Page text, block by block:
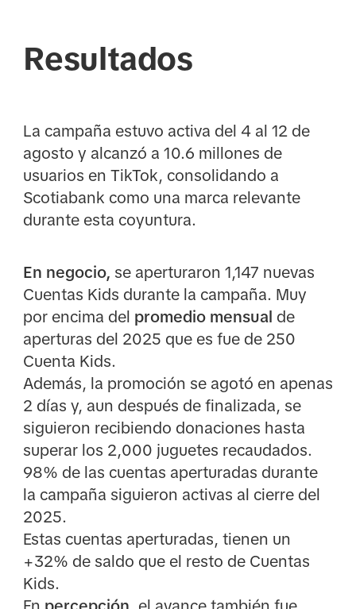
Resultados
La campaña estuvo activa del 4 al 12 de
agosto y alcanzó a 10.6 millones de
usuarios en TikTok, consolidando a
Scotiabank como una marca relevante
durante esta coyuntura.
En negocio, se aperturaron 1,147 nuevas
Cuentas Kids durante la campaña. Muy
por encima del promedio mensual de
aperturas del 2025 que es fue de 250
Cuenta Kids.
Además, la promoción se agotó en apenas
2 días y, aun después de finalizada, se
siguieron recibiendo donaciones hasta
superar los 2,000 juguetes recaudados.
98% de las cuentas aperturadas durante
la campaña siguieron activas al cierre del
2025.
Estas cuentas aperturadas, tienen un
+32% de saldo que el resto de Cuentas
Kids.